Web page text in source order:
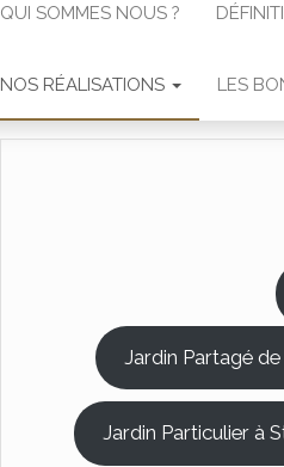
QUI SOMMES NOUS ?
NOS RÉALISATIONS LES
Jardin Partagé
Jardin Particulier à